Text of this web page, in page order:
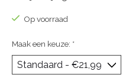
Op voorraad
Maak een keuze: *